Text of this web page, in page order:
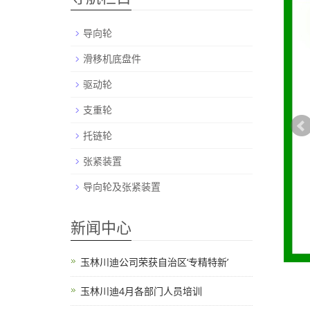
导向轮
滑移机底盘件
驱动轮
支重轮
托链轮
张紧装置
导向轮及张紧装置
新闻中心
玉林川迪公司荣获自治区‘专精特新’
玉林川迪4月各部门人员培训